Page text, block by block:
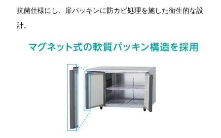
抗菌仕様にし、扉パッキンに防カビ処理を施した衛生的な設
計。